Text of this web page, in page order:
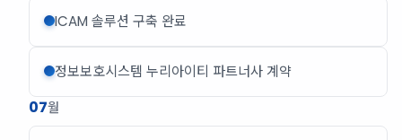
ICAM 솔루션 구축 완료
정보보호시스템 누리아이티 파트너사 계약
07월